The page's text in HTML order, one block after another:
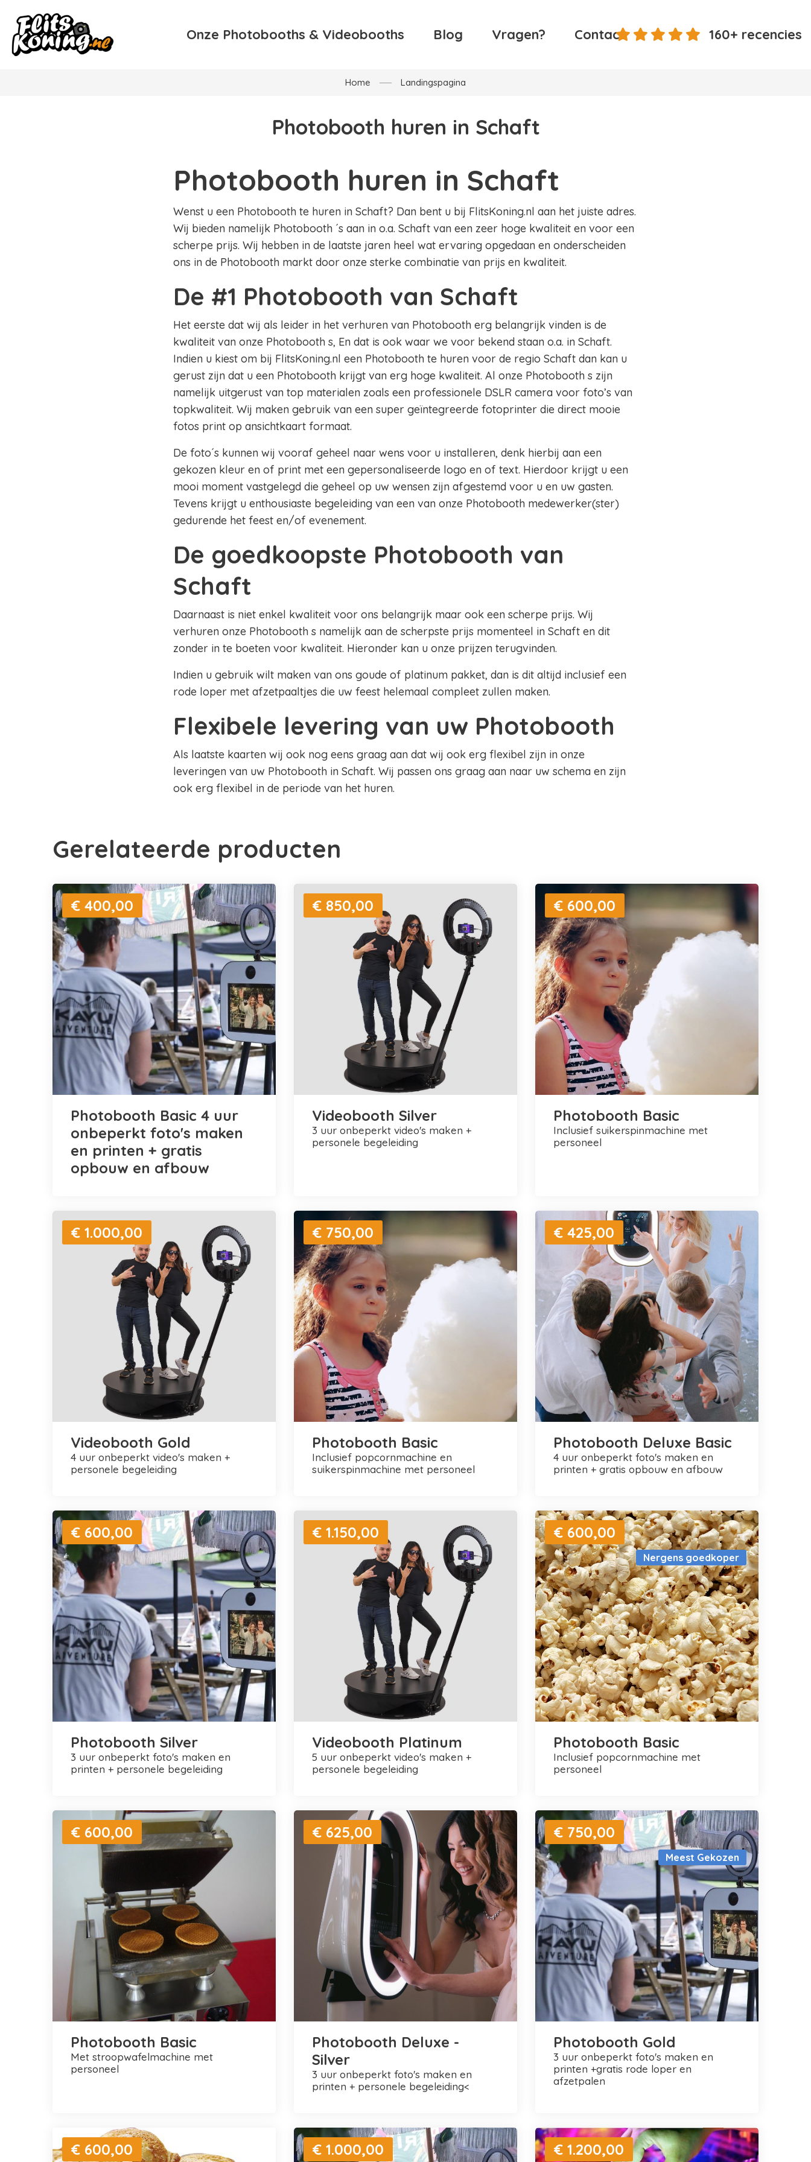
Onze Photobooths & Videobooths Blog Vragen? Contact 160+ recencies
Home Landingspagina
Photobooth huren in Schaft
Photobooth huren in Schaft
Wenst u een Photobooth te huren in Schaft? Dan bent u bij FlitsKoning.nl aan het juiste adres.
Wij bieden namelijk Photobooth ´s aan in o.a. Schaft van een zeer hoge kwaliteit en voor een
scherpe prijs. Wij hebben in de laatste jaren heel wat ervaring opgedaan en onderscheiden
ons in de Photobooth markt door onze sterke combinatie van prijs en kwaliteit.
De #1 Photobooth van Schaft
Het eerste dat wij als leider in het verhuren van Photobooth erg belangrijk vinden is de
kwaliteit van onze Photobooth s, En dat is ook waar we voor bekend staan o.a. in Schaft.
Indien u kiest om bij FlitsKoning.nl een Photobooth te huren voor de regio Schaft dan kan u
gerust zijn dat u een Photobooth krijgt van erg hoge kwaliteit. Al onze Photobooth s zijn
namelijk uitgerust van top materialen zoals een professionele DSLR camera voor foto’s van
topkwaliteit. Wij maken gebruik van een super geïntegreerde fotoprinter die direct mooie
fotos print op ansichtkaart formaat.
De foto´s kunnen wij vooraf geheel naar wens voor u installeren, denk hierbij aan een
gekozen kleur en of print met een gepersonaliseerde logo en of text. Hierdoor krijgt u een
mooi moment vastgelegd die geheel op uw wensen zijn afgestemd voor u en uw gasten.
Tevens krijgt u enthousiaste begeleiding van een van onze Photobooth medewerker(ster)
gedurende het feest en/of evenement.
De goedkoopste Photobooth van
Schaft
Daarnaast is niet enkel kwaliteit voor ons belangrijk maar ook een scherpe prijs. Wij
verhuren onze Photobooth s namelijk aan de scherpste prijs momenteel in Schaft en dit
zonder in te boeten voor kwaliteit. Hieronder kan u onze prijzen terugvinden.
Indien u gebruik wilt maken van ons goude of platinum pakket, dan is dit altijd inclusief een
rode loper met afzetpaaltjes die uw feest helemaal compleet zullen maken.
Flexibele levering van uw Photobooth
Als laatste kaarten wij ook nog eens graag aan dat wij ook erg flexibel zijn in onze
leveringen van uw Photobooth in Schaft. Wij passen ons graag aan naar uw schema en zijn
ook erg flexibel in de periode van het huren.
Gerelateerde producten
€ 400,00
Photobooth Basic 4 uur
onbeperkt foto's maken
en printen + gratis
opbouw en afbouw
€ 850,00
Videobooth Silver
3 uur onbeperkt video's maken +
personele begeleiding
€ 600,00
Photobooth Basic
inclusief suikerspinmachine met
personeel
€ 1.000,00
Videobooth Gold
4 uur onbeperkt video's maken +
personele begeleiding
€ 750,00
Photobooth Basic
inclusief popcornmachine en
suikerspinmachine met personeel
€ 425,00
Photobooth Deluxe Basic
4 uur onbeperkt foto's maken en
printen + gratis opbouw en afbouw
€ 600,00
Photobooth Silver
3 uur onbeperkt foto's maken en
printen + personele begeleiding
€ 1.150,00
Videobooth Platinum
5 uur onbeperkt video's maken +
personele begeleiding
Nergens goedkoper
€ 600,00
Photobooth Basic
inclusief popcornmachine met
personeel
€ 600,00
Photobooth Basic
met stroopwafelmachine met
personeel
€ 625,00
Photobooth Deluxe -
Silver
3 uur onbeperkt foto's maken en
printen + personele begeleiding<
Meest Gekozen
€ 750,00
Photobooth Gold
3 uur onbeperkt foto's maken en
printen +gratis rode loper en
afzetpalen
€ 600,00 € 1.000,00 € 1.200,00